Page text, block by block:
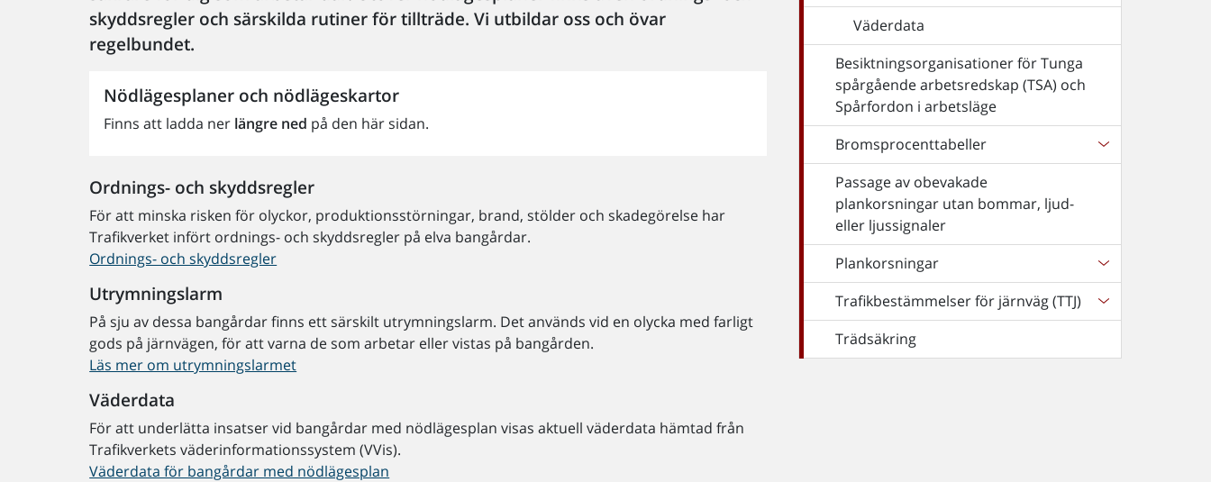
skyddsregler och särskilda rutiner för tillträde. Vi utbildar oss och övar
regelbundet.
Nödlägesplaner och nödlägeskartor
Finns att ladda ner längre ned på den här sidan.
Ordnings- och skyddsregler
För att minska risken för olyckor, produktionsstörningar, brand, stölder och skadegörelse har
Trafikverket infört ordnings- och skyddsregler på elva bangårdar.
Ordnings- och skyddsregler
Utrymningslarm
På sju av dessa bangårdar finns ett särskilt utrymningslarm. Det används vid en olycka med farligt
gods på järnvägen, för att varna de som arbetar eller vistas på bangården.
Läs mer om utrymningslarmet
Väderdata
För att underlätta insatser vid bangårdar med nödlägesplan visas aktuell väderdata hämtad från
Trafikverkets väderinformationssystem (VVis).
Väderdata för bangårdar med nödlägesplan
Väderdata
Besiktningsorganisationer för Tunga
spårgående arbetsredskap (TSA) och
Spårfordon i arbetsläge
Bromsprocenttabeller
Passage av obevakade
plankorsningar utan bommar, ljud-
eller ljussignaler
Plankorsningar
Trafikbestämmelser för järnväg (TTJ)
Trädsäkring